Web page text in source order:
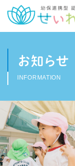
お知らせ
INFORMATION